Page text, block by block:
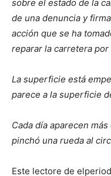
sobre el estado de la
de una denuncia y
acción que se ha
reparar la carretera por
La superficie está
parece a la superficie
Cada día aparecen
pinchó una rueda al
Este lectore de